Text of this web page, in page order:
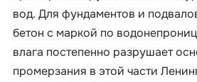
вод. Для фундаментов и
бетон с маркой по
влага постепенно разрушает
промерзания в этой части